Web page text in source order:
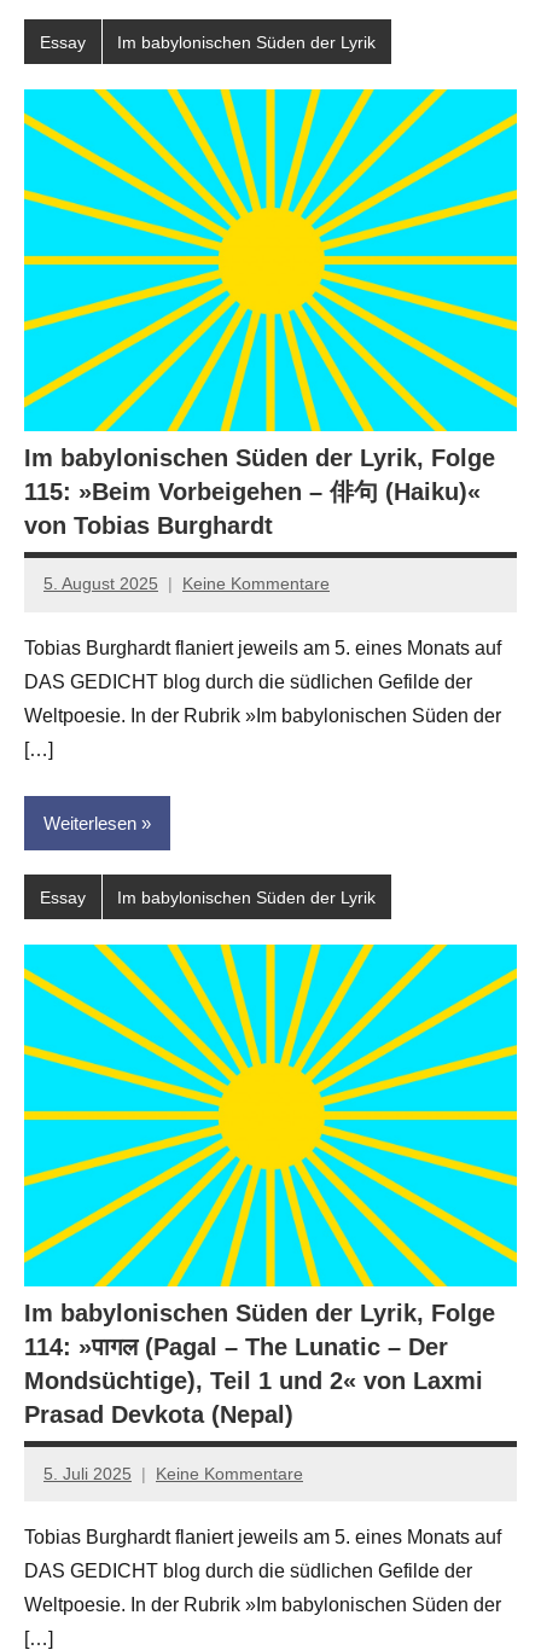
Essay Im babylonischen Süden der Lyrik
Im babylonischen Süden der Lyrik, Folge
115: »Beim Vorbeigehen – 俳句 (Haiku)«
von Tobias Burghardt
5. August 2025
Jan-
Hornauer
für
dasgedichtblog
Keine Kommentare
Tobias Burghardt flaniert jeweils am 5. eines Monats auf
DAS GEDICHT blog durch die südlichen Gefilde der
Weltpoesie. In der Rubrik »Im babylonischen Süden der
[…]
Weiterlesen
Essay Im babylonischen Süden der Lyrik
Im babylonischen Süden der Lyrik, Folge
114: »पागल (Pagal – The Lunatic – Der
Mondsüchtige), Teil 1 und 2« von Laxmi
Prasad Devkota (Nepal)
5. Juli 2025
Jan-
Hornauer
für
dasgedichtblog
Keine Kommentare
Tobias Burghardt flaniert jeweils am 5. eines Monats auf
DAS GEDICHT blog durch die südlichen Gefilde der
Weltpoesie. In der Rubrik »Im babylonischen Süden der
[…]